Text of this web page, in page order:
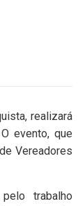
realizará
evento, que
Vereadores
trabalho